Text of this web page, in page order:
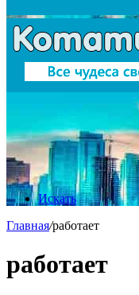
Искать
Главная/работает
работает